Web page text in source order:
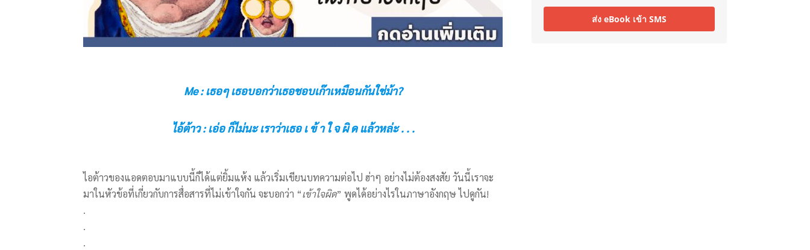
Me : เธอๆ เธอบอกว่าเธอชอบเก๊าเหมือนกันใช่ม้า?
ไอ้ต้าว : เอ่อ ก็ไม่นะ เราว่าเธอ เ ข้ า ใ จ ผิ ด แล้วหล่ะ . . .
ไอต้าวของแอดตอบมาแบบนี้ก็ได้แต่ยิ้มแห้ง แล้วเริ่มเขียนบทความต่อไป ฮ่าๆ อย่างไม่ต้องสงสัย วันนี้เราจะ
มาในหัวข้อที่เกี่ยวกับการสื่อสารที่ไม่เข้าใจกัน จะบอกว่า “เข้าใจผิด” พูดได้อย่างไรในภาษาอังกฤษ ไปดูกัน!
.
.
.
ส่ง eBook เข้า SMS